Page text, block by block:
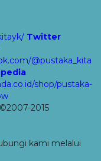
Twitter
@pustaka_kita
shop/pustaka-
2015
kami melalui